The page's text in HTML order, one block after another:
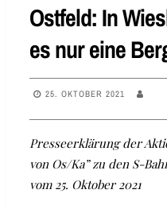
Ostfeld: In
es nur eine
25. OKTOBER 2021
Presseerklärung der
von Os/Ka” zu den S-
vom 25. Oktober 2021